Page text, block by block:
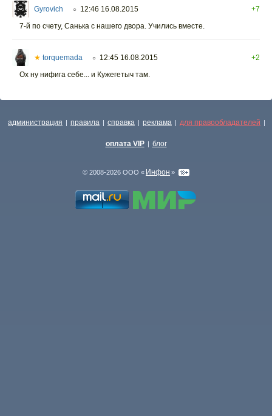
Gyrovich ○ 12:46 16.08.2015
+7
7-й по счету, Санька с нашего двора. Учились вместе.
★ torquemada ○ 12:45 16.08.2015
+2
Ох ну нифига себе... и Кужегетыч там.
администрация | правила | справка | реклама | для правообладателей |
оплата VIP | блог
© 2008-2026 ООО « Инфон »